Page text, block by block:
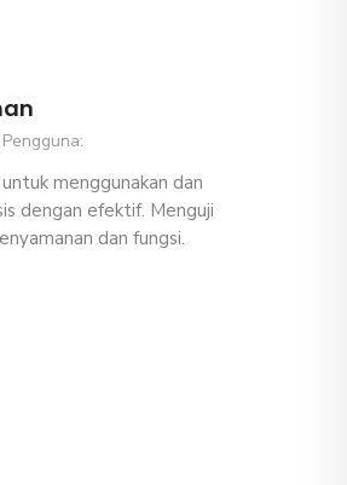
menggunakan dan
dengan efektif. Menguji
dan fungsi.